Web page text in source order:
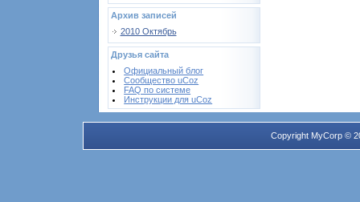
Архив записей
2010 Октябрь
Друзья сайта
Официальный блог
Сообщество uCoz
FAQ по системе
Инструкции для uCoz
Copyright MyCorp ©